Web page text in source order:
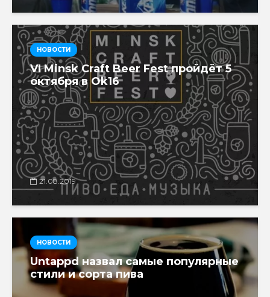
НОВОСТИ
VI Minsk Craft Beer Fest пройдёт 5
октября в Ok16
21.08.2019
НОВОСТИ
Untappd назвал самые популярные
стили и сорта пива